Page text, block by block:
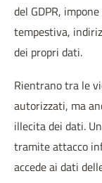
del GDPR,
tempestiva,
dei propri dati.
Rientrano tra le
autorizzati, ma
illecita dei dati.
tramite attacco
accede ai dati